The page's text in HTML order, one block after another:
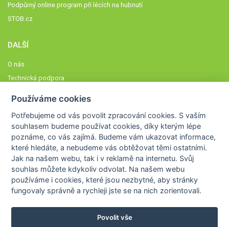
Podpůrný online program při lécích na hubnutí
STOB.cz
DALŠÍ
O nás
Technická podpora
Členové STOBklubu
Zásady nakládání s osobními údaji
Otestujte se
Spočítejte si
Výzva 52
Používáme cookies
Potřebujeme od vás povolit zpracování cookies. S vaším
souhlasem budeme používat cookies, díky kterým lépe
poznáme,co vás zajímá. Budeme vám ukazovat informace,
které hledáte, a nebudeme vás obtěžovat těmi ostatními.
Jak na našem webu, tak i v reklamě na internetu. Svůj
souhlas můžete kdykoliv odvolat. Na našem webu
používáme i cookies, které jsou nezbytné, aby stránky
fungovaly správně a rychleji jste se na nich zorientovali.
Povolit vše